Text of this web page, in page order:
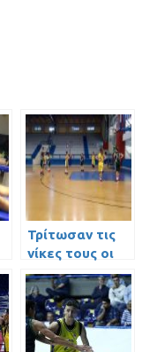
Τρίτωσαν τις
νίκες τους οι
Κορασίδες Β’